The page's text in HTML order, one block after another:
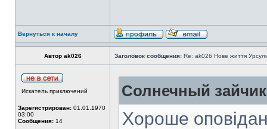
Вернуться к началу
Автор ak026 Заголовок сообщения: Re: ak026 Нове життя
Искатель приключений
Зарегистрирован: 01.01.1970
03:00
Сообщения: 14
Солнечный
Хороше